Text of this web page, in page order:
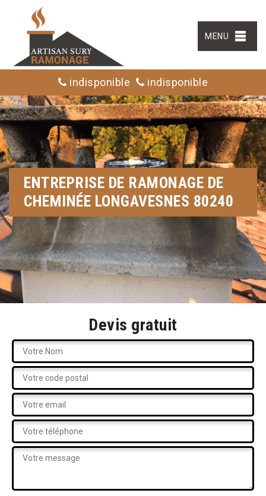
MENU
indisponible indisponible
ENTREPRISE DE RAMONAGE DE
CHEMINÉE LONGAVESNES 80240
Devis gratuit